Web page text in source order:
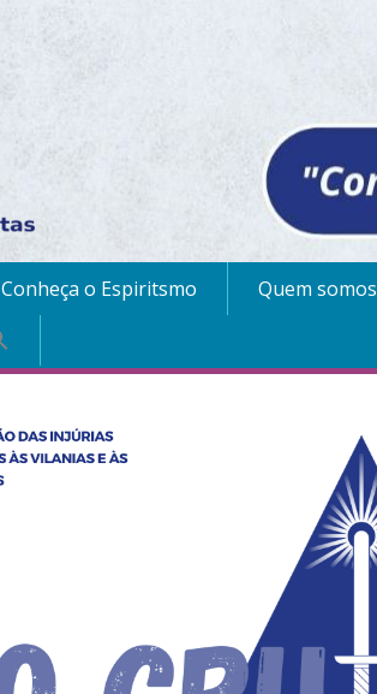
Conheça o Espiritsmo Quem somos